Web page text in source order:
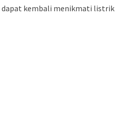
dapat kembali menikmati listrik